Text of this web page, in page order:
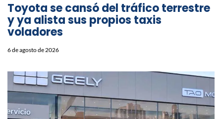
Toyota se cansó del tráfico terrestre
y ya alista sus propios taxis
voladores
6 de agosto de 2026